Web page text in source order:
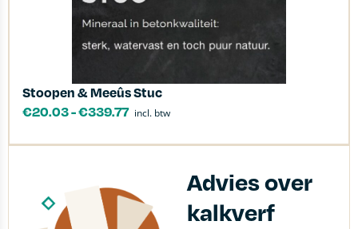
Stoopen & Meeûs Stuc
€20.03-€339.77 incl. btw
Advies over
kalkverf